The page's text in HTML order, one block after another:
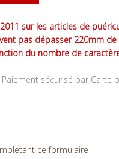
sur les articles de
pas dépasser 220mm de
du nombre de
sécurisé par Carte
ce formulaire